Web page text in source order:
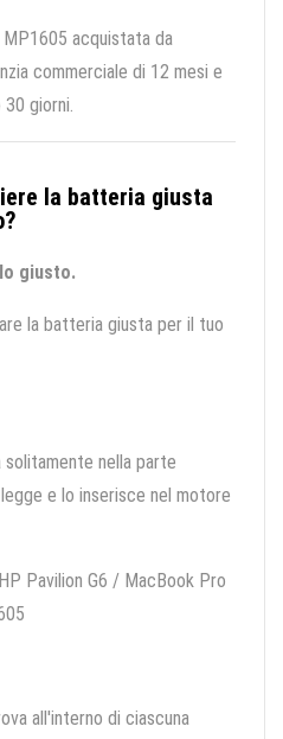
acquistata da
commerciale di 12 mesi e
giorni.
la batteria giusta
giusto.
la batteria giusta per il tuo
solitamente nella parte
e lo inserisce nel motore
Pavilion G6 / MacBook Pro
all'interno di ciascuna